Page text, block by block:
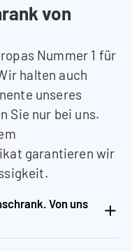
von
Nummer 1 für
halten auch
unseres
Sie nur bei uns.
garantieren wir
Von uns